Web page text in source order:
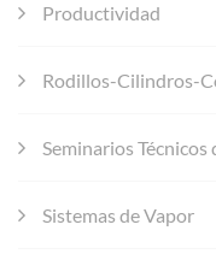
Productividad
Rodillos-Cilindros-
Seminarios
Sistemas de Vapor